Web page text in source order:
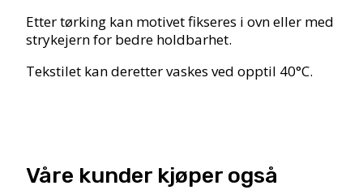
Etter tørking kan motivet fikseres i ovn eller med
strykejern for bedre holdbarhet.
Tekstilet kan deretter vaskes ved opptil 40°C.
Våre kunder kjøper også